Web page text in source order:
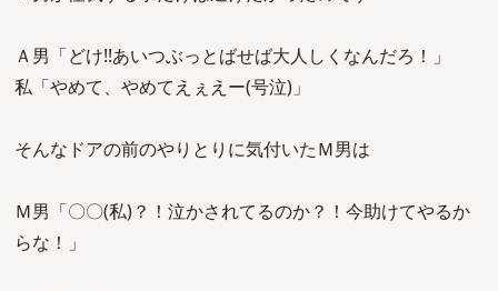
Ａ男「どけ!!あいつぶっとばせば大人しくなんだろ！」
私「やめて、やめてえぇえー(号泣)」
そんなドアの前のやりとりに気付いたＭ男は
Ｍ男「〇〇(私)？！泣かされてるのか？！今助けてやるか
らな！」